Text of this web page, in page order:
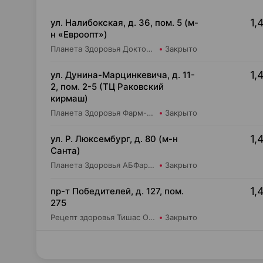
ул. Налибокская, д. 36, пом. 5 (м-
н «Евроопт»)
Планета Здоровья Доктор Время ООО Аптека №51 Закрыто
ул. Дунина-Марцинкевича, д. 11-
2, пом. 2-5 (ТЦ Раковский
кирмаш)
Планета Здоровья Фарм-Продукт ОДО Аптека №24 Закрыто
ул. Р. Люксембург, д. 80 (м-н
Санта)
Планета Здоровья АБФармация ИООО Аптека №7 Закрыто
пр-т Победителей, д. 127, пом.
275
Рецепт здоровья Тишас ОДО Аптека №32 Закрыто